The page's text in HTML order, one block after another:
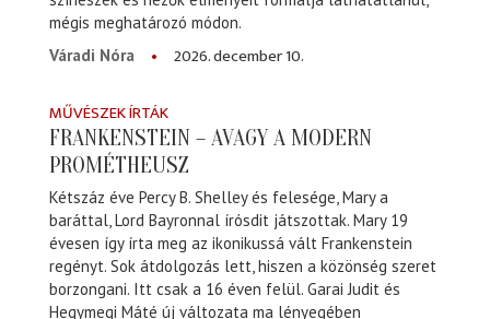
mégis meghatározó módon.
Váradi Nóra
2026. december 10.
MŰVÉSZEK ÍRTÁK
FRANKENSTEIN – AVAGY A MODERN
PROMÉTHEUSZ
Kétszáz éve Percy B. Shelley és felesége, Mary a
baráttal, Lord Bayronnal írósdit játszottak. Mary 19
évesen így írta meg az ikonikussá vált Frankenstein
regényt. Sok átdolgozás lett, hiszen a közönség szeret
borzongani. Itt csak a 16 éven felül. Garai Judit és
Hegymegi Máté új változata ma lényegében